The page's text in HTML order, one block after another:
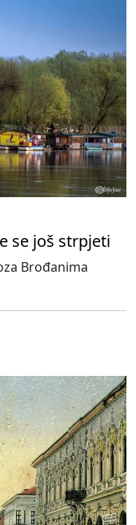
se još strpjeti
Brođanima